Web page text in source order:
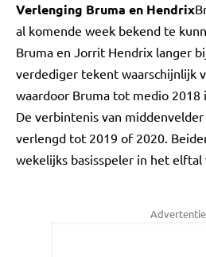
Verlenging Bruma en Hendrix
al komende week bekend te
Bruma en Jorrit Hendrix langer
verdediger tekent waarschijnlijk
waardoor Bruma tot medio 2018
De verbintenis van
verlengd tot 2019 of 2020.
wekelijks basisspeler in het elftal
Advertentie